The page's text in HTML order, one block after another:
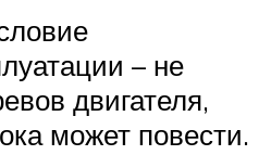
– не
двигателя,
может повести.